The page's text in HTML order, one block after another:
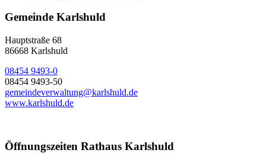
Gemeinde Karlshuld
Hauptstraße 68
86668 Karlshuld
08454 9493-0
08454 9493-50
gemeindeverwaltung@karlshuld.de
www.karlshuld.de
Öffnungszeiten Rathaus Karlshuld